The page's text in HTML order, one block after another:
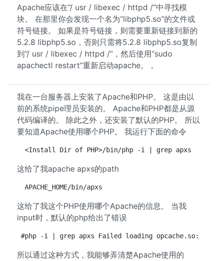
Apache应该在“/ usr / libexec / httpd /”中寻找模
块。 在那里你会发现一个名为“libphp5.so”的文件或
符号链接。 如果是符号链接，则需要重新链接到新的
5.2.8 libphp5.so，否则只需将5.2.8 libphp5.so复制
到“/ usr / libexec / httpd /”，然后使用“sudo
apachectl restart”重新启动apache。 。
我在一台服务器上安装了Apache和PHP。 这是由以
前的系统pipe理员安装的。 Apache和PHP都是从源
代码编译的。 除此之外，还安装了默认的PHP。 所以
要知道Apache使用哪个PHP。 我运行下面的命令
<Install Dir of PHP>/bin/php -i | grep apxs
这给了我apache apxs的path
APACHE_HOME/bin/apxs
这给了我这个PHP使用哪个Apache的信息。 当我
input时，默认的php给出了错误
#php -i | grep apxs Failed loading opcache.so:
所以通过这种方式，我能够弄清楚Apache使用的